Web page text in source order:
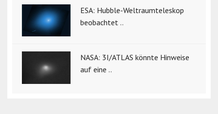
ESA: Hubble-Weltraumteleskop
beobachtet ..
NASA: 3I/ATLAS könnte Hinweise
auf eine ..